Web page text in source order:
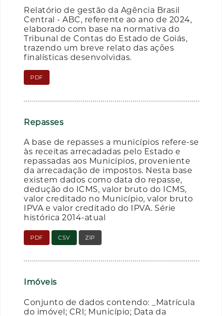
Relatório de gestão da Agência Brasil
Central - ABC, referente ao ano de 2024,
elaborado com base na normativa do
Tribunal de Contas do Estado de Goiás,
trazendo um breve relato das ações
finalísticas desenvolvidas.
PDF
Repasses
A base de repasses a municípios refere-se
às receitas arrecadadas pelo Estado e
repassadas aos Municípios, proveniente
da arrecadação de impostos. Nesta base
existem dados como data do repasse,
dedução do ICMS, valor bruto do ICMS,
valor creditado no Município, valor bruto
IPVA e valor creditado do IPVA. Série
histórica 2014-atual
PDF CSV ZIP
Imóveis
Conjunto de dados contendo: _Matrícula
do imóvel; CRI; Município; Data da